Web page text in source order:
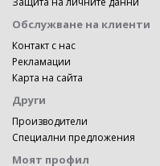
Обслужване на клиенти
Контакт с нас
Рекламации
Карта на сайта
Други
Производители
Специални предложения
Моят профил